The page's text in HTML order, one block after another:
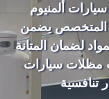
ألمنيوم
المتخصص يضمن
لضمان المتانة
مظلات سيارات
تنافسية